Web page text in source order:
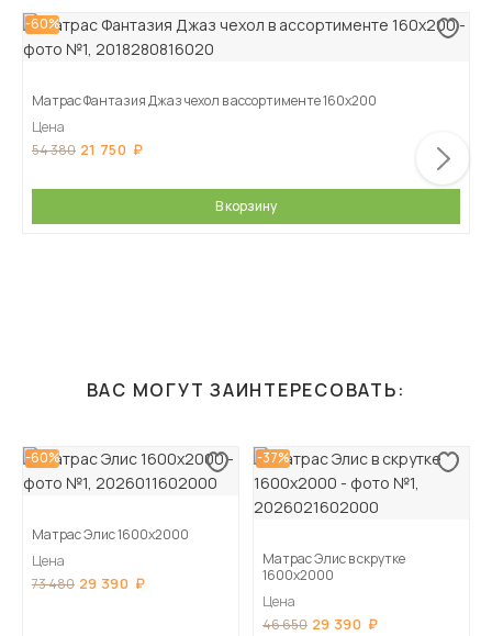
-60%
Матрас Фантазия Джаз чехол в ассортименте 160х200
Цена
54 380 21 750
В корзину
ВАС МОГУТ ЗАИНТЕРЕСОВАТЬ:
-60%
Матрас Элис 1600х2000
Цена
73 480 29 390
-37%
Матрас Элис в скрутке
1600х2000
Цена
46 650 29 390